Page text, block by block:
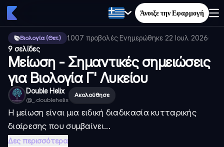
Άνοιξε την Εφαρμογή
Βιολογία (Θετ.) 1.007 προβολές·Ενημερώθηκε 22 Ιουλ 2026·
9 σελίδες
Μείωση - Σημαντικές σημειώσεις
για Βιολογία Γ' Λυκείου
Double Helix
@ _.doublehelix
Ακολούθησε
Η μείωση είναι μια ειδική διαδικασία κυτταρικής
διαίρεσης που συμβαίνει...
Δες περισσότερα